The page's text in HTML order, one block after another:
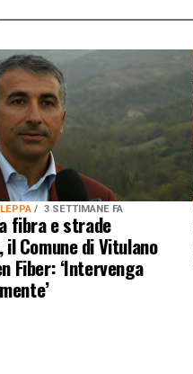
3 SETTIMANE FA
fibra e strade
Comune di Vitulano
Fiber: ‘Intervenga